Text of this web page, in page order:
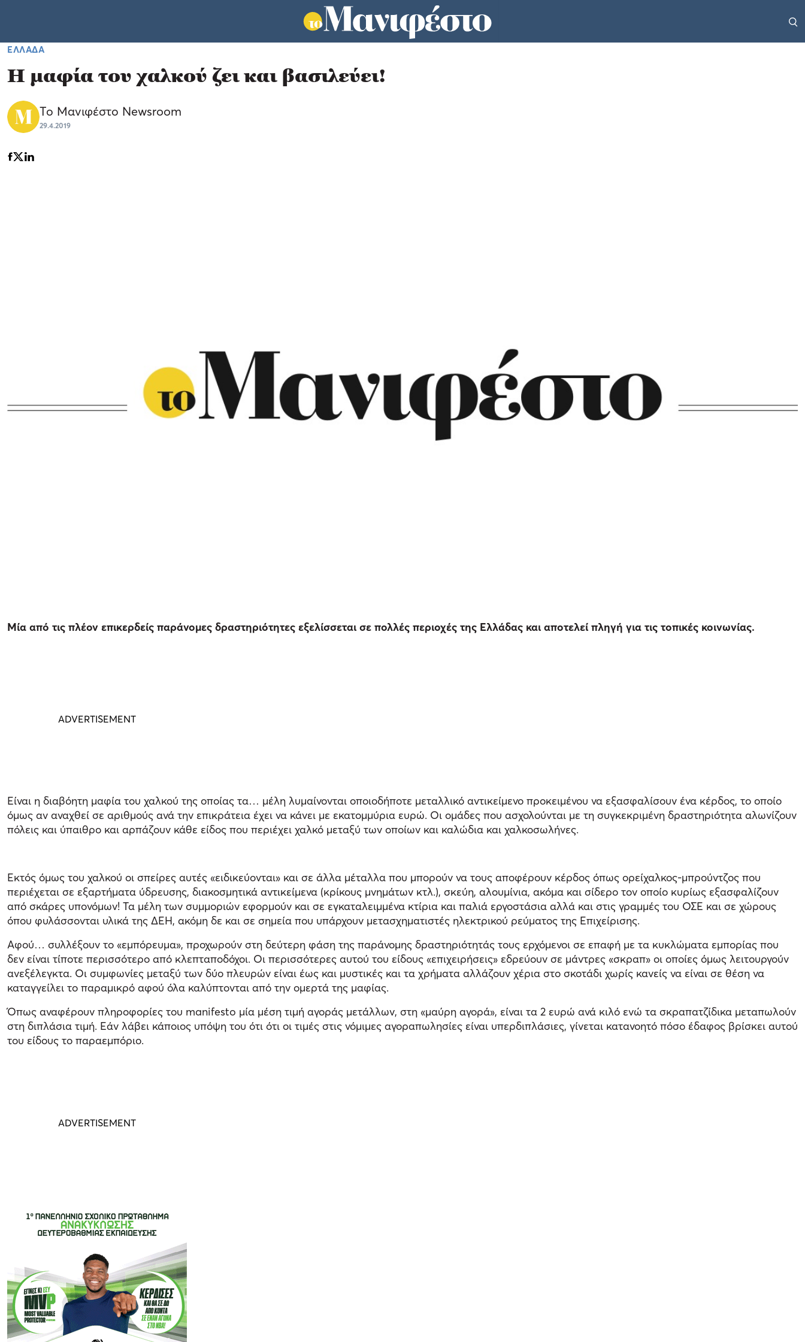
ΕΛΛΑΔΑ
Η μαφία του χαλκού ζει και βασιλεύει!
Το Μανιφέστο Newsroom
29.4.2019
Μία από τις πλέον επικερδείς παράνομες δραστηριότητες εξελίσσεται σε πολλές περιοχές της Ελλάδας και αποτελεί πληγή για τις τοπικές κοινωνίας.
Είναι η διαβόητη μαφία του χαλκού της οποίας τα… μέλη λυμαίνονται οποιοδήποτε μεταλλικό αντικείμενο προκειμένου να εξασφαλίσουν ένα κέρδος, το οποίο
όμως αν αναχθεί σε αριθμούς ανά την επικράτεια έχει να κάνει με εκατομμύρια ευρώ. Οι ομάδες που ασχολούνται με τη συγκεκριμένη δραστηριότητα αλωνίζουν
πόλεις και ύπαιθρο και αρπάζουν κάθε είδος που περιέχει χαλκό μεταξύ των οποίων και καλώδια και χαλκοσωλήνες.
Εκτός όμως του χαλκού οι σπείρες αυτές «ειδικεύονται» και σε άλλα μέταλλα που μπορούν να τους αποφέρουν κέρδος όπως ορείχαλκος-μπρούντζος που
περιέχεται σε εξαρτήματα ύδρευσης, διακοσμητικά αντικείμενα (κρίκους μνημάτων κτλ.), σκεύη, αλουμίνια, ακόμα και σίδερο τον οποίο κυρίως εξασφαλίζουν
από σκάρες υπονόμων! Τα μέλη των συμμοριών εφορμούν και σε εγκαταλειμμένα κτίρια και παλιά εργοστάσια αλλά και στις γραμμές του ΟΣΕ και σε χώρους
όπου φυλάσσονται υλικά της ΔΕΗ, ακόμη δε και σε σημεία που υπάρχουν μετασχηματιστές ηλεκτρικού ρεύματος της Επιχείρισης.
Αφού… συλλέξουν το «εμπόρευμα», προχωρούν στη δεύτερη φάση της παράνομης δραστηριότητάς τους ερχόμενοι σε επαφή με τα κυκλώματα εμπορίας που
δεν είναι τίποτε περισσότερο από κλεπταποδόχοι. Οι περισσότερες αυτού του είδους «επιχειρήσεις» εδρεύουν σε μάντρες «σκραπ» οι οποίες όμως λειτουργούν
ανεξέλεγκτα. Οι συμφωνίες μεταξύ των δύο πλευρών είναι έως και μυστικές και τα χρήματα αλλάζουν χέρια στο σκοτάδι χωρίς κανείς να είναι σε θέση να
καταγγείλει το παραμικρό αφού όλα καλύπτονται από την ομερτά της μαφίας.
Όπως αναφέρουν πληροφορίες του manifesto μία μέση τιμή αγοράς μετάλλων, στη «μαύρη αγορά», είναι τα 2 ευρώ ανά κιλό ενώ τα σκραπατζίδικα μεταπωλούν
στη διπλάσια τιμή. Εάν λάβει κάποιος υπόψη του ότι ότι οι τιμές στις νόμιμες αγοραπωλησίες είναι υπερδιπλάσιες, γίνεται κατανοητό πόσο έδαφος βρίσκει αυτού
του είδους το παραεμπόριο.